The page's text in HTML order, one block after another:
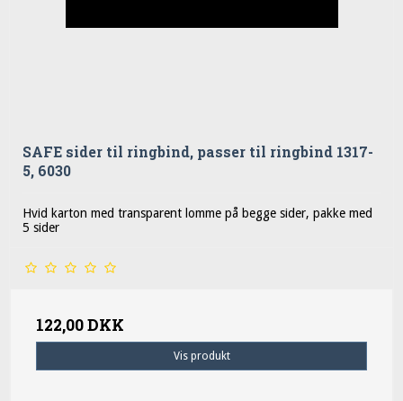
SAFE sider til ringbind, passer til ringbind 1317-
5, 6030
Hvid karton med transparent lomme på begge sider, pakke med
5 sider
122,00 DKK
Vis produkt